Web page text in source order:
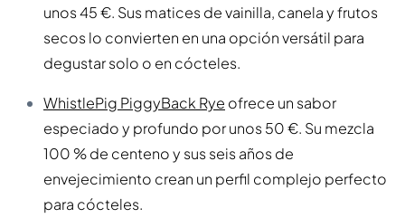
unos 45 €. Sus matices de vainilla, canela y frutos
secos lo convierten en una opción versátil para
degustar solo o en cócteles.
WhistlePig PiggyBack Rye ofrece un sabor
especiado y profundo por unos 50 €. Su mezcla
100 % de centeno y sus seis años de
envejecimiento crean un perfil complejo perfecto
para cócteles.